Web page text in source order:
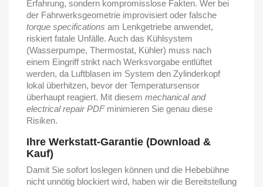
Erfahrung, sondern kompromisslose Fakten. Wer bei
der Fahrwerksgeometrie improvisiert oder falsche
torque specifications am Lenkgetriebe anwendet,
riskiert fatale Unfälle. Auch das Kühlsystem
(Wasserpumpe, Thermostat, Kühler) muss nach
einem Eingriff strikt nach Werksvorgabe entlüftet
werden, da Luftblasen im System den Zylinderkopf
lokal überhitzen, bevor der Temperatursensor
überhaupt reagiert. Mit diesem mechanical and
electrical repair PDFminimieren Sie genau diese
Risiken.
Ihre Werkstatt-Garantie (Download &
Kauf)
Damit Sie sofort loslegen können und die Hebebühne
nicht unnötig blockiert wird, haben wir die Bereitstellung